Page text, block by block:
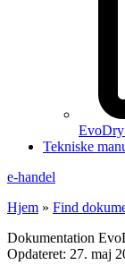
Tekniske
e-handel
Hjem » Find
Dokumentation
Opdateret: 27. maj